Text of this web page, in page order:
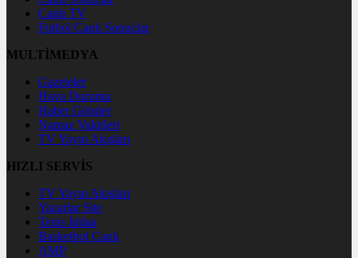
Canlı TV
Futbol Canlı Sonuçlar
MULTİMEDYA
Gazeteler
Hava Durumu
Haber Gönder
Namaz Vakitleri
TV Yayın Akışları
HIZLI SERVİS
TV Yayın Akışları
Yazarlar Site
Tenis İddaa
Basketbol Canlı
AMP